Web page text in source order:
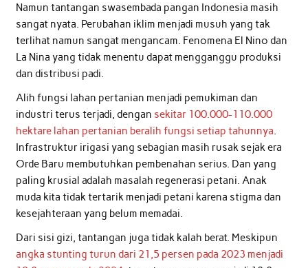
Namun tantangan swasembada pangan Indonesia masih
sangat nyata. Perubahan iklim menjadi musuh yang tak
terlihat namun sangat mengancam. Fenomena El Nino dan
La Nina yang tidak menentu dapat mengganggu produksi
dan distribusi padi.
Alih fungsi lahan pertanian menjadi pemukiman dan
industri terus terjadi, dengan sekitar 100.000-110.000
hektare lahan pertanian beralih fungsi setiap tahunnya.
Infrastruktur irigasi yang sebagian masih rusak sejak era
Orde Baru membutuhkan pembenahan serius. Dan yang
paling krusial adalah masalah regenerasi petani. Anak
muda kita tidak tertarik menjadi petani karena stigma dan
kesejahteraan yang belum memadai.
Dari sisi gizi, tantangan juga tidak kalah berat. Meskipun
angka stunting turun dari 21,5 persen pada 2023 menjadi